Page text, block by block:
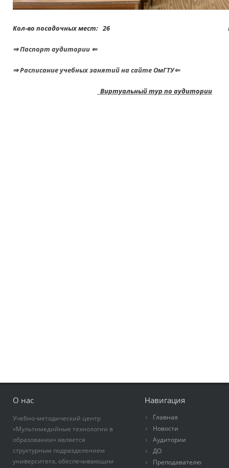
Кол-во посадочных мест: 26
⇒Паспорт аудитории ⇐
⇒Расписание учебных занятий на сайте ОмГТУ⇐
Виртуальный тур по аудитории
О нас
Учебно-методический центр
«Мультимедийные технологии в
образовании» является
структурным подразделением
университета, обеспечивающим
Навигация
Главная
Новости
Аудитории
ДО
Преподавателю